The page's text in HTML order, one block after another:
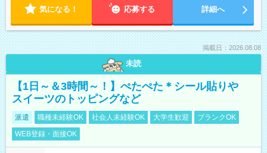
気になる！ 応募する 詳細へ
掲載日：2026.08.08
未読
【1日～＆3時間～！】ぺたぺた＊シール貼りや
スイーツのトッピングなど
派遣 職種未経験OK 社会人未経験OK 大学生歓迎
ブランクOK
WEB登録・面接OK